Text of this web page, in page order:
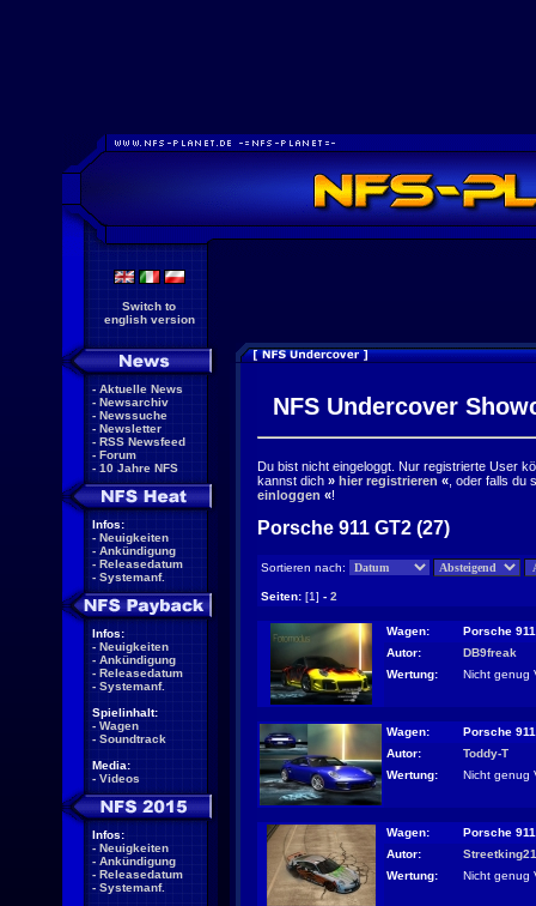
Switch to
english version
- Aktuelle News
- Newsarchiv
- Newssuche
- Newsletter
- RSS Newsfeed
- Forum
- 10 Jahre NFS
Infos:
- Neuigkeiten
- Ankündigung
- Releasedatum
- Systemanf.
Infos:
- Neuigkeiten
- Ankündigung
- Releasedatum
- Systemanf.
Spielinhalt:
- Wagen
- Soundtrack
Media:
- Videos
Infos:
- Neuigkeiten
- Ankündigung
- Releasedatum
- Systemanf.
NFS Undercover
Du bist nicht eingeloggt. Nur registrierte User
kannst dich » hier registrieren « , oder falls
einloggen «!
Porsche 911 GT2 (27)
Sortieren nach:
Seiten: [1] - 2
Wagen:
Porsche
Autor:
DB9freak
Wertung:
Nicht genug
Wagen:
Porsche
Autor:
Toddy-T
Wertung:
Nicht genug
Wagen:
Porsche
Autor:
Streetking21
Wertung:
Nicht genug